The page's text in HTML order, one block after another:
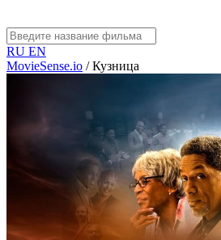
RU EN
MovieSense.io / Кузница